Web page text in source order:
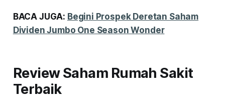
BACA JUGA: Begini Prospek Deretan Saham
Dividen Jumbo One Season Wonder
Review Saham Rumah Sakit
Terbaik